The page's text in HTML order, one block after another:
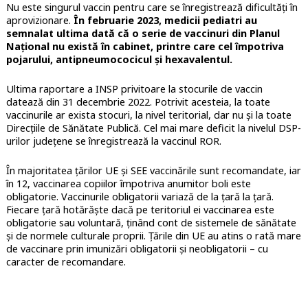
Nu este singurul vaccin pentru care se înregistrează dificultăți în
aprovizionare. În februarie 2023, medicii pediatri au
semnalat ultima dată că o serie de vaccinuri din Planul
Național nu există în cabinet, printre care cel împotriva
pojarului, antipneumococicul și hexavalentul.
Ultima raportare a INSP privitoare la stocurile de vaccin
datează din 31 decembrie 2022. Potrivit acesteia, la toate
vaccinurile ar exista stocuri, la nivel teritorial, dar nu și la toate
Direcțiile de Sănătate Publică. Cel mai mare deficit la nivelul DSP-
urilor județene se înregistrează la vaccinul ROR.
În majoritatea țărilor UE și SEE vaccinările sunt recomandate, iar
în 12, vaccinarea copiilor împotriva anumitor boli este
obligatorie. Vaccinurile obligatorii variază de la țară la țară.
Fiecare țară hotărăște dacă pe teritoriul ei vaccinarea este
obligatorie sau voluntară, ținând cont de sistemele de sănătate
și de normele culturale proprii. Țările din UE au atins o rată mare
de vaccinare prin imunizări obligatorii și neobligatorii – cu
caracter de recomandare.